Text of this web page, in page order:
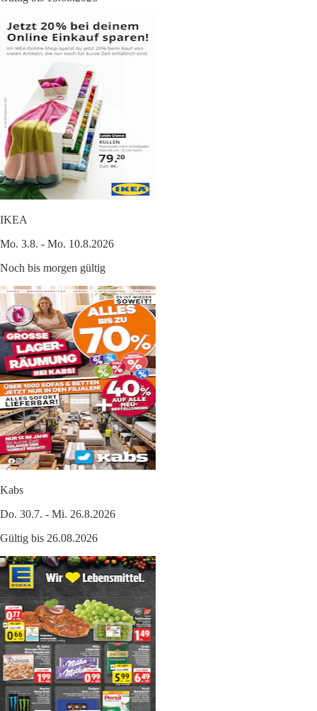
IKEA
Mo. 3.8. - Mo. 10.8.2026
Noch bis morgen gültig
Kabs
Do. 30.7. - Mi. 26.8.2026
Gültig bis 26.08.2026